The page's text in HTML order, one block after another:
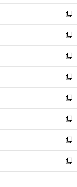
ン
ド
ウ
で
開
く
ウ
ィ
ン
ド
ウ
で
開
く
し
い
ウ
ィ
ン
ド
ウ
で
開
く
新
し
い
ウ
ィ
ン
ド
ウ
で
開
く
新
し
い
ウ
ィ
ン
ド
ウ
で
開
く
新
し
い
ウ
ィ
ン
ド
ウ
で
開
く
新
し
い
ウ
ィ
ン
ド
ウ
で
開
新
し
い
ウ
ィ
ン
ド
ウ
新
し
い
ウ
ィ
ン
新
し
い
ウ
新
し